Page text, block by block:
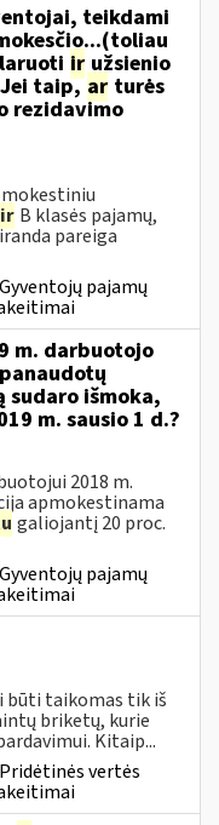
teikdami
ir užsienio
taip,ar turės
rezidavimo
ir B klasės pajamų,
pareiga
Gyventojų pajamų
m. darbuotojo
sudaro išmoka,
m. sausio 1 d.?
2018 m.
apmokestinama
galiojantį 20 proc.
Gyventojų pajamų
būti taikomas tik iš
briketų, kurie
Kitaip...
Pridėtinės vertės